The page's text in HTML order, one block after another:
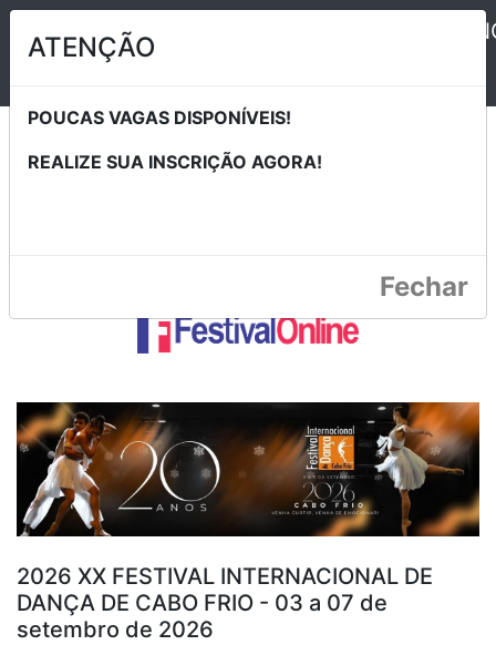
ATENÇÃO
POUCAS VAGAS DISPONÍVEIS!
REALIZE SUA INSCRIÇÃO AGORA!
Fechar
2026 XX FESTIVAL INTERNACIONAL DE
2026 XX FESTIVAL INTERNACIONAL DE
DANÇA DE CABO FRIO - 03 a 07 de
setembro de 2026